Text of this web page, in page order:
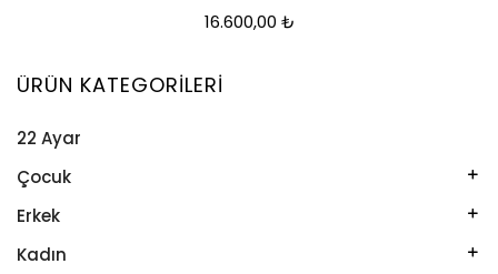
16.600,00 ₺
ÜRÜN KATEGORILERI
22 Ayar
Çocuk
Kelepçe
Kolye
Erkek
Kelepçe
Kadın